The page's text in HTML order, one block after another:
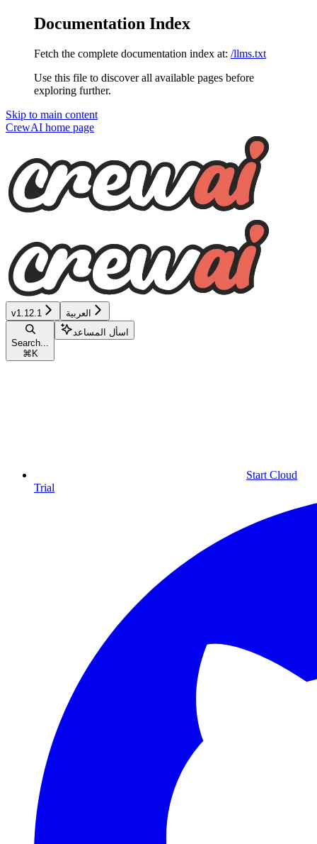
Documentation Index
Fetch the complete documentation index at: /llms.txt
Use this file to discover all available pages before
exploring further.
Skip to main content
CrewAI home page
v1.12.1 العربية
Search...
⌘ K
اسأل المساعد
Start Cloud
Trial